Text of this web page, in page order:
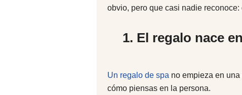
obvio, pero que casi nadie
1. El regalo nace
Un regalo de spa no empieza en
cómo piensas en la persona.